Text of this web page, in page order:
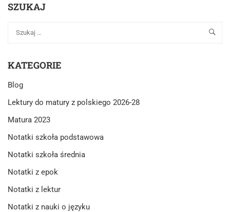
SZUKAJ
KATEGORIE
Blog
Lektury do matury z polskiego 2026-28
Matura 2023
Notatki szkoła podstawowa
Notatki szkoła średnia
Notatki z epok
Notatki z lektur
Notatki z nauki o języku